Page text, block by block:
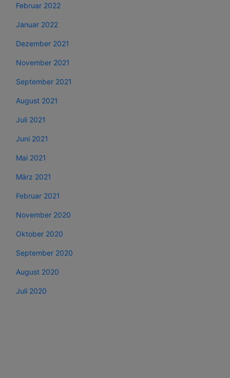
Februar 2022
Januar 2022
Dezember 2021
November 2021
September 2021
August 2021
Juli 2021
Juni 2021
Mai 2021
März 2021
Februar 2021
November 2020
Oktober 2020
September 2020
August 2020
Juli 2020